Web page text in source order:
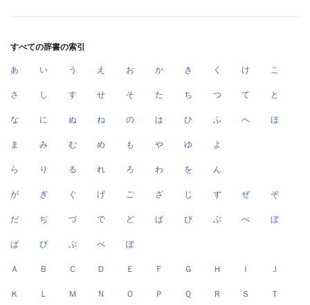
すべての辞書の索引
あ い う え お か き く け こ
さ し す せ そ た ち つ て と
な に ぬ ね の は ひ ふ へ ほ
ま み む め も や ゆ よ
ら り る れ ろ わ を ん
が ぎ ぐ げ ご ざ じ ず ぜ ぞ
だ ぢ づ で ど ば び ぶ べ ぼ
ぱ ぴ ぷ ぺ ぽ
Ａ Ｂ Ｃ Ｄ Ｅ Ｆ Ｇ Ｈ Ｉ Ｊ
Ｋ Ｌ Ｍ Ｎ Ｏ Ｐ Ｑ Ｒ Ｓ Ｔ